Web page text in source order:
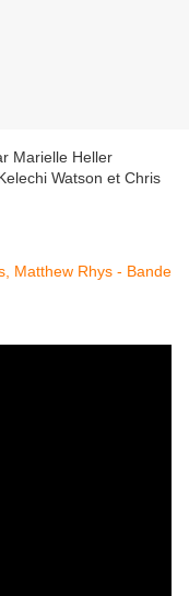
Marielle Heller
Watson et Chris